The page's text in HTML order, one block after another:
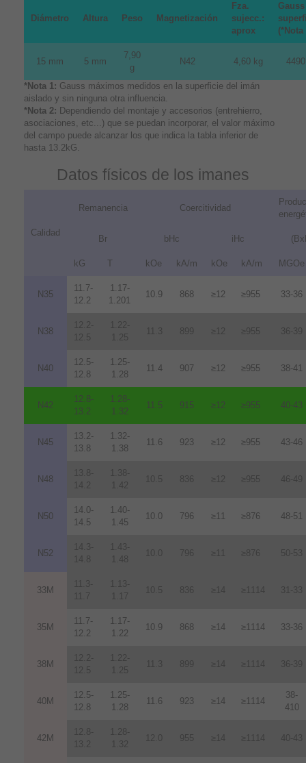
Diámetro Altura Peso Magnetización
Fza.
sujecc.:
aprox
(*Nota
15 mm 5 mm
7,90
g
N42 4,60 kg
*Nota 1: Gauss máximos medidos en la superficie del imán
aislado y sin ninguna otra influencia.
*Nota 2: Dependiendo del montaje y accesorios (entrehierro,
asociaciones, etc...) que se puedan incorporar, el valor máximo
del campo puede alcanzar los que indica la tabla inferior de
hasta 13.2kG.
Datos físicos de los imanes
Calidad
Remanencia Coercitividad
Br bHc iHc
kG T kOe kA/m kOe kA/m MGOe
N35
11.7-
12.2
1.17-
1.201
10.9 868 ≥12 ≥955 33-36
N38
12.2-
12.5
1.22-
1.25
11.3 899 ≥12 ≥955 36-39
N40
12.5-
12.8
1.25-
1.28
11.4 907 ≥12 ≥955 38-41
N42
12.8-
13.2
1.28-
1.32
11.5 915 ≥12 ≥955 40-43
N45
13.2-
13.8
1.32-
1.38
11.6 923 ≥12 ≥955 43-46
N48
13.8-
14.2
1.38-
1.42
10.5 836 ≥12 ≥955 46-49
N50
14.0-
14.5
1.40-
1.45
10.0 796 ≥11 ≥876 48-51
N52
14.3-
14.8
1.43-
1.48
10.0 796 ≥11 ≥876 50-53
33M
11.3-
11.7
1.13-
1.17
10.5 836 ≥14 ≥1114 31-33
35M
11.7-
12.2
1.17-
1.22
10.9 868 ≥14 ≥1114 33-36
38M
12.2-
12.5
1.22-
1.25
11.3 899 ≥14 ≥1114 36-39
40M
12.5-
12.8
1.25-
1.28
11.6 923 ≥14 ≥1114
38-
410
42M
12.8-
13.2
1.28-
1.32
12.0 955 ≥14 ≥1114 40-43